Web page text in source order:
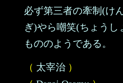
必ず第三者の牽制(け
ぎ)やら嘲笑(ちょうし
もののようである。
（ 太宰治 ）